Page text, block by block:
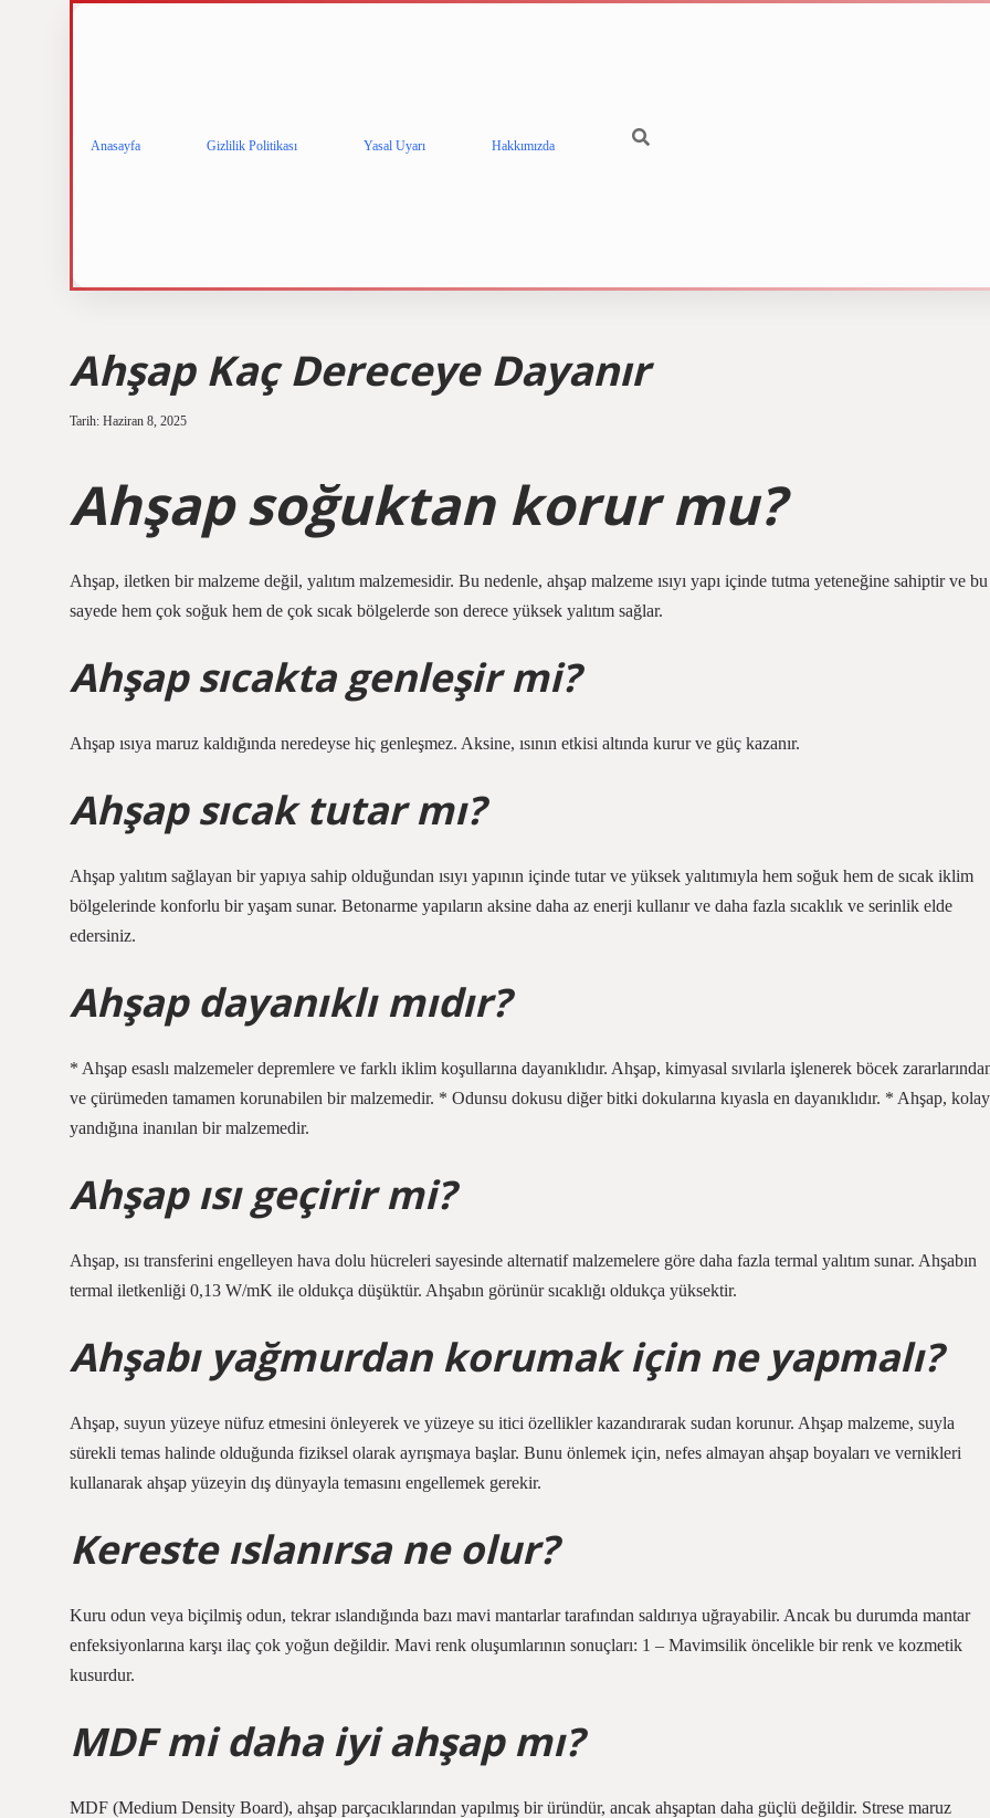
Anasayfa Gizlilik Politikası Yasal Uyarı Hakkımızda
Ahşap Kaç Dereceye Dayanır
Tarih: Haziran 8, 2025
Ahşap soğuktan korur mu?
Ahşap, iletken bir malzeme değil, yalıtım malzemesidir. Bu nedenle, ahşap malzeme ısıyı yapı içinde tutma yeteneğine sahiptir ve bu
sayede hem çok soğuk hem de çok sıcak bölgelerde son derece yüksek yalıtım sağlar.
Ahşap sıcakta genleşir mi?
Ahşap ısıya maruz kaldığında neredeyse hiç genleşmez. Aksine, ısının etkisi altında kurur ve güç kazanır.
Ahşap sıcak tutar mı?
Ahşap yalıtım sağlayan bir yapıya sahip olduğundan ısıyı yapının içinde tutar ve yüksek yalıtımıyla hem soğuk hem de sıcak iklim
bölgelerinde konforlu bir yaşam sunar. Betonarme yapıların aksine daha az enerji kullanır ve daha fazla sıcaklık ve serinlik elde
edersiniz.
Ahşap dayanıklı mıdır?
* Ahşap esaslı malzemeler depremlere ve farklı iklim koşullarına dayanıklıdır. Ahşap, kimyasal sıvılarla işlenerek böcek
ve çürümeden tamamen korunabilen bir malzemedir. * Odunsu dokusu diğer bitki dokularına kıyasla en dayanıklıdır. * Ahşap, kolay
yandığına inanılan bir malzemedir.
Ahşap ısı geçirir mi?
Ahşap, ısı transferini engelleyen hava dolu hücreleri sayesinde alternatif malzemelere göre daha fazla termal yalıtım sunar. Ahşabın
termal iletkenliği 0,13 W/mK ile oldukça düşüktür. Ahşabın görünür sıcaklığı oldukça yüksektir.
Ahşabı yağmurdan korumak için ne yapmalı?
Ahşap, suyun yüzeye nüfuz etmesini önleyerek ve yüzeye su itici özellikler kazandırarak sudan korunur. Ahşap malzeme, suyla
sürekli temas halinde olduğunda fiziksel olarak ayrışmaya başlar. Bunu önlemek için, nefes almayan ahşap boyaları ve vernikleri
kullanarak ahşap yüzeyin dış dünyayla temasını engellemek gerekir.
Kereste ıslanırsa ne olur?
Kuru odun veya biçilmiş odun, tekrar ıslandığında bazı mavi mantarlar tarafından saldırıya uğrayabilir. Ancak bu durumda mantar
enfeksiyonlarına karşı ilaç çok yoğun değildir. Mavi renk oluşumlarının sonuçları: 1 – Mavimsilik öncelikle bir renk ve kozmetik
kusurdur.
MDF mi daha iyi ahşap mı?
MDF (Medium Density Board), ahşap parçacıklarından yapılmış bir üründür, ancak ahşaptan daha güçlü değildir. Strese maruz